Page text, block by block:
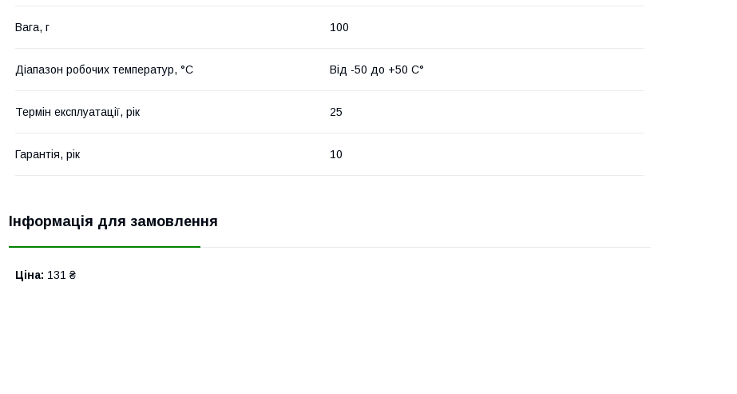
Вага, г 100
Діапазон робочих температур, °С Від -50 до +50 С°
Термін експлуатації, рік 25
Гарантія, рік 10
Інформація для замовлення
Ціна: 131 ₴